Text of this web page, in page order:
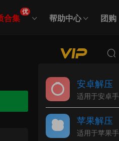
合集
优
帮助中心 团购
安卓解压
适用于安卓
苹果解压
适用于苹果